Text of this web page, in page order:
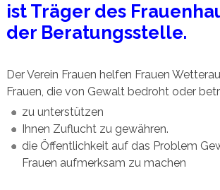
ist Träger des
der Beratungsstelle.
Der Verein Frauen helfen Frauen
Frauen, die von Gewalt bedroht oder
zu unterstützen
Ihnen Zuflucht zu gewähren.
die Öffentlichkeit auf das Problem
Frauen aufmerksam zu machen